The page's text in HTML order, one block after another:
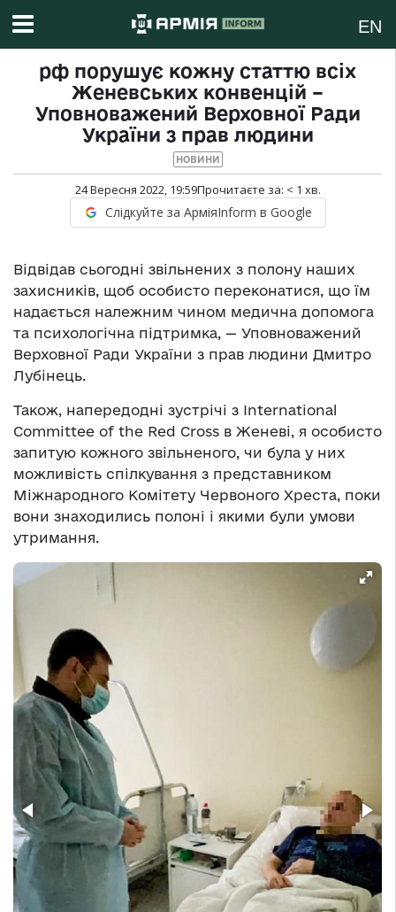
EN
рф порушує кожну статтю всіх
Женевських конвенцій –
Уповноважений Верховної Ради
України з прав людини
НОВИНИ
24 Вересня 2022, 19:59Прочитаєте за: < 1 хв.
Слідкуйте за АрміяInform в Google
Відвідав сьогодні звільнених з полону наших
захисників, щоб особисто переконатися, що їм
надається належним чином медична допомога
та психологічна підтримка, — Уповноважений
Верховної Ради України з прав людини Дмитро
Лубінець.
Також, напередодні зустрічі з International
Committee of the Red Cross в Женеві, я особисто
запитую кожного звільненого, чи була у них
можливість спілкування з представником
Міжнародного Комітету Червоного Хреста, поки
вони знаходились полоні і якими були умови
утримання.